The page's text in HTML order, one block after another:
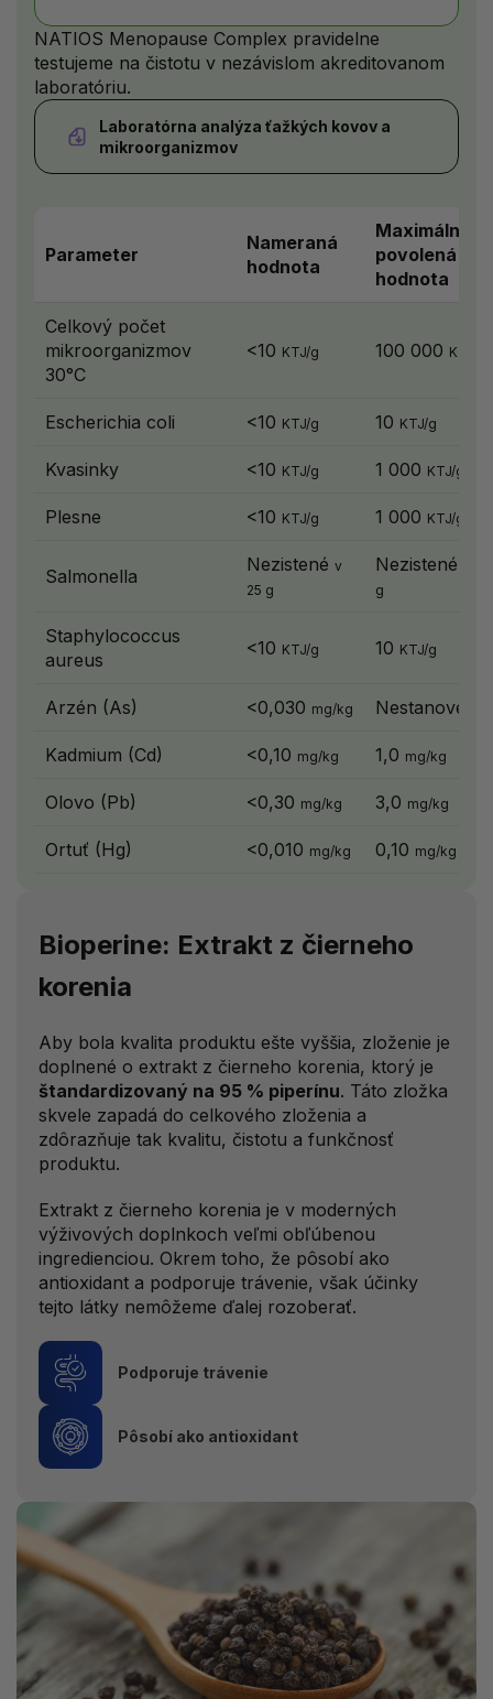
NATIOS Menopause Complex pravidelne
testujeme na čistotu v nezávislom akreditovanom
laboratóriu.
Laboratórna analýza ťažkých kovov a
mikroorganizmov
Parameter
Nameraná
hodnota
Maximálna
povolená
hodnota
Celkový počet
mikroorganizmov
30°C
<10 KTJ/g 100 000 KTJ/g
Escherichia coli <10 KTJ/g 10 KTJ/g
Kvasinky <10 KTJ/g 1 000 KTJ/g
Plesne <10 KTJ/g 1 000 KTJ/g
Salmonella
Nezistené v
25 g
Nezistené
g
Staphylococcus
aureus
<10 KTJ/g 10 KTJ/g
Arzén (As) <0,030 mg/kg Nestanovené
Kadmium (Cd) <0,10 mg/kg 1,0 mg/kg
Olovo (Pb) <0,30 mg/kg 3,0 mg/kg
Ortuť (Hg) <0,010 mg/kg 0,10 mg/kg
Bioperine: Extrakt z čierneho
korenia
Aby bola kvalita produktu ešte vyššia, zloženie je
doplnené o extrakt z čierneho korenia, ktorý je
štandardizovaný na 95 % piperínu. Táto zložka
skvele zapadá do celkového zloženia a
zdôrazňuje tak kvalitu, čistotu a funkčnosť
produktu.
Extrakt z čierneho korenia je v moderných
výživových doplnkoch veľmi obľúbenou
ingredienciou. Okrem toho, že pôsobí ako
antioxidant a podporuje trávenie, však účinky
tejto látky nemôžeme ďalej rozoberať.
Podporuje trávenie
Pôsobí ako antioxidant